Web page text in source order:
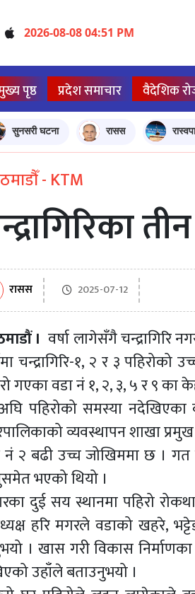
2026-08-08 04:51 PM
पृष्ठ प्रदेश समाचार वैदेशिक
सुनसरी घटना रासस रास्वपा
- KTM
रासस 2025-07-12
। वर्षा लागेसँगै चन्द्रागिरि
चन्द्रागिरि-१, २ र ३
गएका वडा नं १, २, ३, ५ र ९ का
पहिरोको समस्या
व्यवस्थापन शाखा
नं २ बढी उच्च जोखिममा छ । गत
भएको थियो ।
दुई सय स्थानमा पहिरो
हरि मगरले वडाको खहरे,
। खास गरी विकास
उहाँले बताउनुभयो ।